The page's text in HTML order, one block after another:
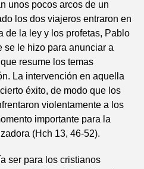
unos pocos arcos de un
los dos viajeros entraron en
de la ley y los profetas, Pablo
se le hizo para anunciar a
resume los temas
La intervención en aquella
éxito, de modo que los
violentamente a los
importante para la
(Hch 13, 46-52).
ser para los cristianos